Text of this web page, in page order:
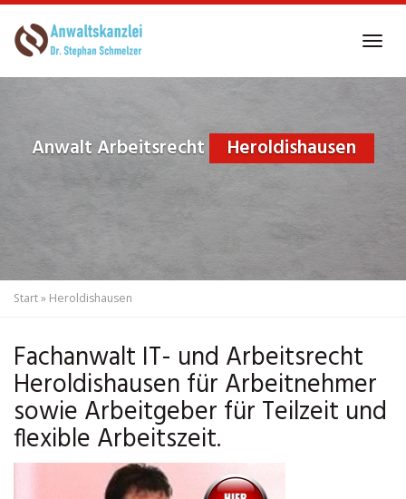
to
Anwalt Arbeitsrecht Heroldishausen
Start» Heroldishausen
Fachanwalt IT- und Arbeitsrecht
Heroldishausen für Arbeitnehmer
sowie Arbeitgeber für Teilzeit und
flexible Arbeitszeit.